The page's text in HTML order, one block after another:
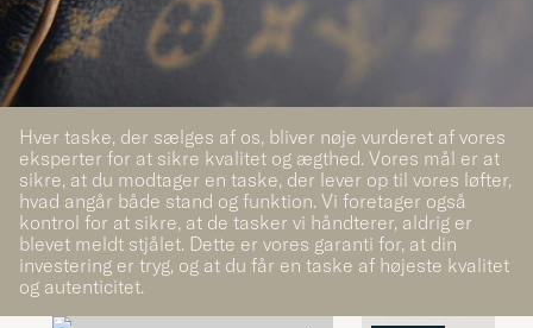
Hver taske, der sælges af os, bliver nøje vurderet af vores
eksperter for at sikre kvalitet og ægthed. Vores mål er at
sikre, at du modtager en taske, der lever op til vores løfter,
hvad angår både stand og funktion. Vi foretager også
kontrol for at sikre, at de tasker vi håndterer, aldrig er
blevet meldt stjålet. Dette er vores garanti for, at din
investering er tryg, og at du får en taske af højeste kvalitet
og autenticitet.